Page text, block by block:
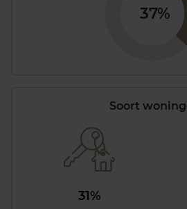
37%
Soort
31%